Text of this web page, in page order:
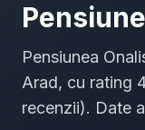
Pensiunea
Arad, cu rating
recenzii). Date